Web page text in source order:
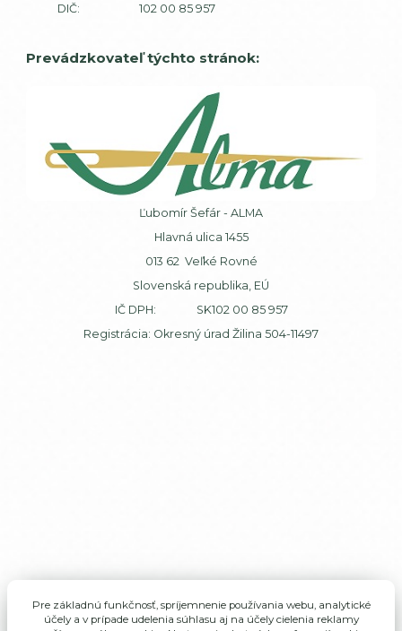
DIČ: 102 00 85 957
Prevádzkovateľ týchto stránok:
Ľubomír Šefár - ALMA
Hlavná ulica 1455
013 62 Veľké Rovné
Slovenská republika, EÚ
IČ DPH: SK102 00 85 957
Registrácia: Okresný úrad Žilina 504-11497
Pre základnú funkčnosť, spríjemnenie používania webu, analytické
účely a v prípade udelenia súhlasu aj na účely cielenia reklamy